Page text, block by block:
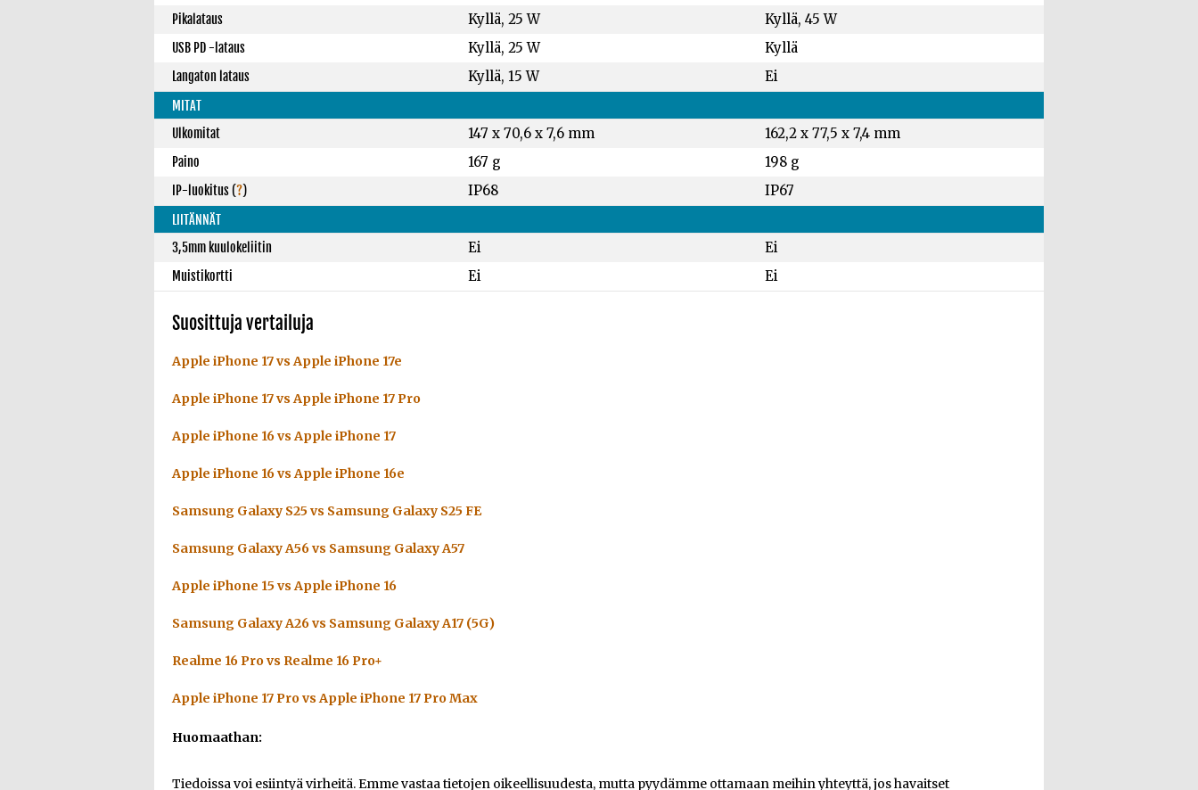
Pikalataus Kyllä, 25 W Kyllä, 45 W
USB PD -lataus Kyllä, 25 W Kyllä
Langaton lataus Kyllä, 15 W Ei
MITAT
Ulkomitat
147 x 70,6 x 7,6 mm 162,2 x 77,5 x 7,4 mm
Paino 167 g 198 g
IP-luokitus(?) IP68 IP67
LIITÄNNÄT
3,5mm kuulokeliitin
Ei Ei
Muistikortti Ei Ei
Suosittuja vertailuja
Apple iPhone 17 vs Apple iPhone 17e
Apple iPhone 17 vs Apple iPhone 17 Pro
Apple iPhone 16 vs Apple iPhone 17
Apple iPhone 16 vs Apple iPhone 16e
Samsung Galaxy S25 vs Samsung Galaxy S25 FE
Samsung Galaxy A56 vs Samsung Galaxy A57
Apple iPhone 15 vs Apple iPhone 16
Samsung Galaxy A26 vs Samsung Galaxy A17 (5G)
Realme 16 Pro vs Realme 16 Pro+
Apple iPhone 17 Pro vs Apple iPhone 17 Pro Max
Huomaathan:
Tiedoissa voi esiintyä virheitä. Emme vastaa tietojen oikeellisuudesta, mutta pyydämme ottamaan meihin yhteyttä, jos havaitset